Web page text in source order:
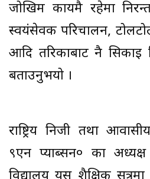
जोखिम कायमै रहेमा
स्वयंसेवक परिचालन,
आदि तरिकाबाट नै सिकाइ
बताउनुभयो ।
राष्ट्रिय निजी तथा
९एन प्याब्सन० का